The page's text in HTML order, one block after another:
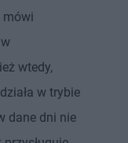
mówi
wtedy,
w trybie
dane dni nie